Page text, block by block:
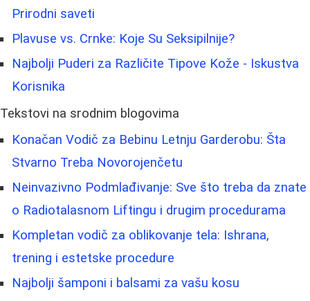
Prirodni saveti
Plavuse vs. Crnke: Koje Su Seksipilnije?
Najbolji Puderi za Različite Tipove Kože - Iskustva
Korisnika
Tekstovi na srodnim blogovima
Konačan Vodič za Bebinu Letnju Garderobu: Šta
Stvarno Treba Novorojenčetu
Neinvazivno Podmlađivanje: Sve što treba da znate
o Radiotalasnom Liftingu i drugim procedurama
Kompletan vodič za oblikovanje tela: Ishrana,
trening i estetske procedure
Najbolji šamponi i balsami za vašu kosu